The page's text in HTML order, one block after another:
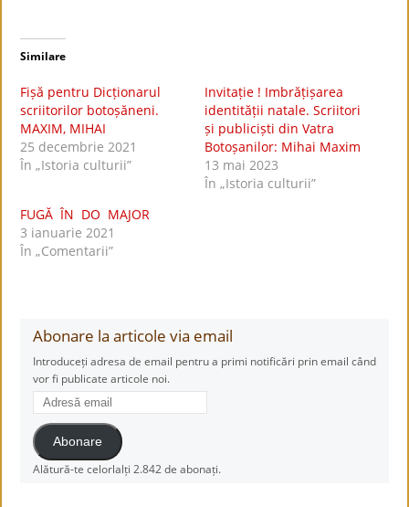
Similare
Fișă pentru Dicționarul
scriitorilor botoșăneni.
MAXIM, MIHAI
25 decembrie 2021
În „Istoria culturii”
Invitație ! Imbrățișarea
identității natale. Scriitori
și publiciști din Vatra
Botoșanilor: Mihai Maxim
13 mai 2023
În „Istoria culturii”
FUGĂ ÎN DO MAJOR
3 ianuarie 2021
În „Comentarii”
Abonare la articole via email
Introduceți adresa de email pentru a primi notificări prin email când
vor fi publicate articole noi.
Adresă
email
Abonare
Alătură-te celorlalți 2.842 de abonați.